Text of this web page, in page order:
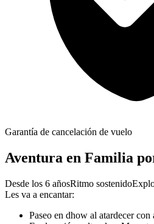
Garantía de cancelación de vuelo
Aventura en Familia
Desde los 6 añosRitmo sostenido
Les va a encantar:
Paseo en dhow al atardecer